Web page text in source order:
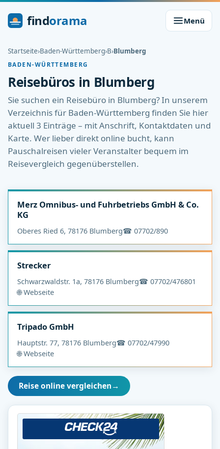
findorama Menü
Startseite›Baden-Württemberg›B›Blumberg
BADEN-WÜRTTEMBERG
Reisebüros in Blumberg
Sie suchen ein Reisebüro in Blumberg? In unserem
Verzeichnis für Baden-Württemberg finden Sie hier
aktuell 3 Einträge – mit Anschrift, Kontaktdaten und
Karte. Wer lieber direkt online bucht, kann
Pauschalreisen vieler Veranstalter bequem im
Reisevergleich gegenüberstellen.
Merz Omnibus- und Fuhrbetriebs GmbH & Co.
KG
Oberes Ried 6, 78176 Blumberg☎ 07702/890
Strecker
Schwarzwaldstr. 1a, 78176 Blumberg☎ 07702/476801
🌐 Webseite
Tripado GmbH
Hauptstr. 77, 78176 Blumberg☎ 07702/47990
🌐 Webseite
Reise online vergleichen→